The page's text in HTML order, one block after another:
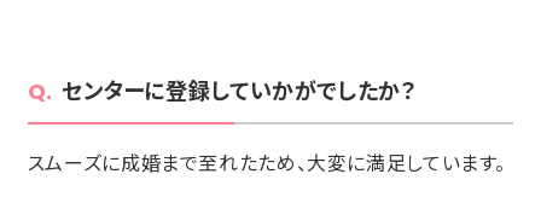
センターに登録していかがでしたか？
スムーズに成婚まで至れたため、大変に満足しています。